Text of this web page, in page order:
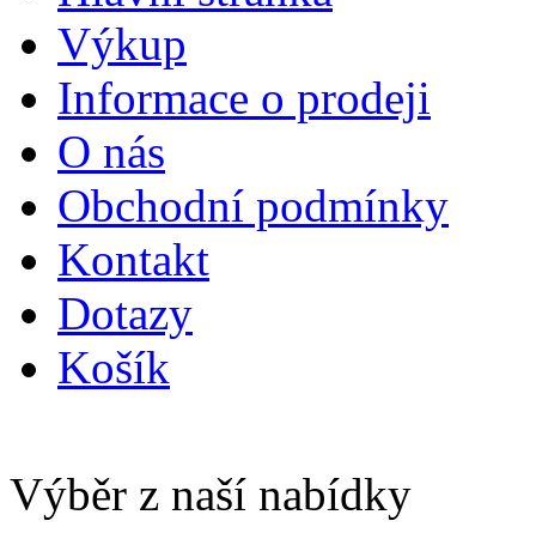
Výkup
Informace o prodeji
O nás
Obchodní podmínky
Kontakt
Dotazy
Košík
Výběr z naší nabídky